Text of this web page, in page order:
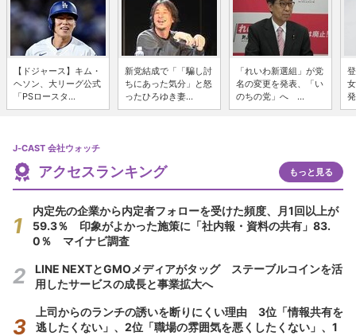
【ドジャース】キム・
ヘソン、大リーグ公式
「PSロースタ...
新党結成で「「騙し討
ちにあった気分」と怒
ったひろゆき妻...
「れいわ新選組」が党
名の変更を発表、「い
のちの党」へ ...
J-CAST 会社ウォッチ
アクセスランキング もっと見る
内定先の企業から内定者フォローを受けた頻度、月1回以上が
59.3％ 印象がよかった施策に「社内報・資料の共有」83.
0％ マイナビ調査
LINE NEXTとGMOメディアがタッグ ステーブルコインを活
用したサービスの成長と事業拡大へ
上司からのランチの誘いを断りにくい理由 3位「情報共有を
逃したくない」、2位「職場の雰囲気を悪くしたくない」、1